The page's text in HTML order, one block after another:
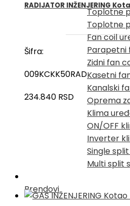
Toplotne
Toplotne
Fan coil
Parapetni
Zidni fan
Kasetni
Kanalski
Oprema
Klima
ON/OFF
Inverter
Single
Multi split
Brendovi
RADIJATOR INŽENJERING
Šifra:
009KCKK50RAD
234.840 RSD